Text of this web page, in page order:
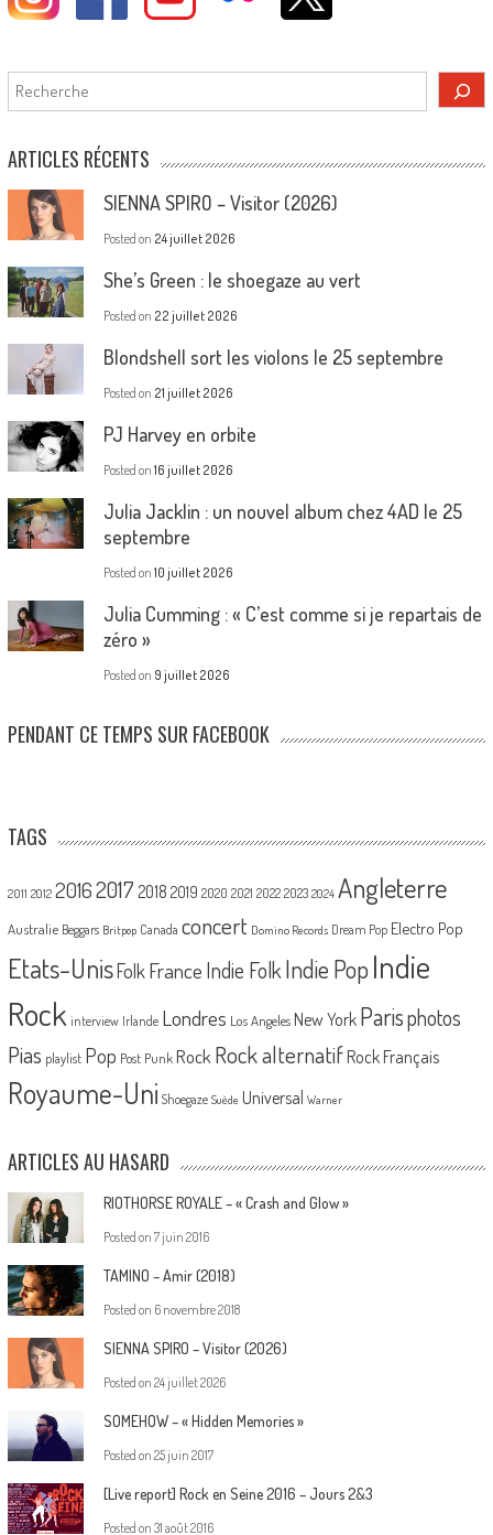
Rechercher
ARTICLES RÉCENTS
SIENNA SPIRO – Visitor (2026)
Posted on 24 juillet 2026
She’s Green : le shoegaze au vert
Posted on 22 juillet 2026
Blondshell sort les violons le 25 septembre
Posted on 21 juillet 2026
PJ Harvey en orbite
Posted on 16 juillet 2026
Julia Jacklin : un nouvel album chez 4AD le 25
septembre
Posted on 10 juillet 2026
Julia Cumming : « C’est comme si je repartais de
zéro »
Posted on 9 juillet 2026
PENDANT CE TEMPS SUR FACEBOOK
TAGS
2011 2012 20162017 2018 2019 2020 2021 2022 2023 2024 Angleterre
Australie Beggars Britpop Canada concert Domino Records Dream Pop Electro Pop
Etats-UnisFolk France Indie Folk Indie PopIndie
Rock interview Irlande Londres Los Angeles New York Parisphotos
Pias playlist Pop Post Punk Rock Rock alternatif Rock Français
Royaume-Uni Shoegaze Suède Universal Warner
ARTICLES AU HASARD
RIOTHORSE ROYALE – « Crash and Glow »
Posted on 7 juin 2016
TAMINO – Amir (2018)
Posted on 6 novembre 2018
SIENNA SPIRO – Visitor (2026)
Posted on 24 juillet 2026
SOMEHOW – « Hidden Memories »
Posted on 25 juin 2017
[Live report] Rock en Seine 2016 – Jours 2&3
Posted on 31 août 2016